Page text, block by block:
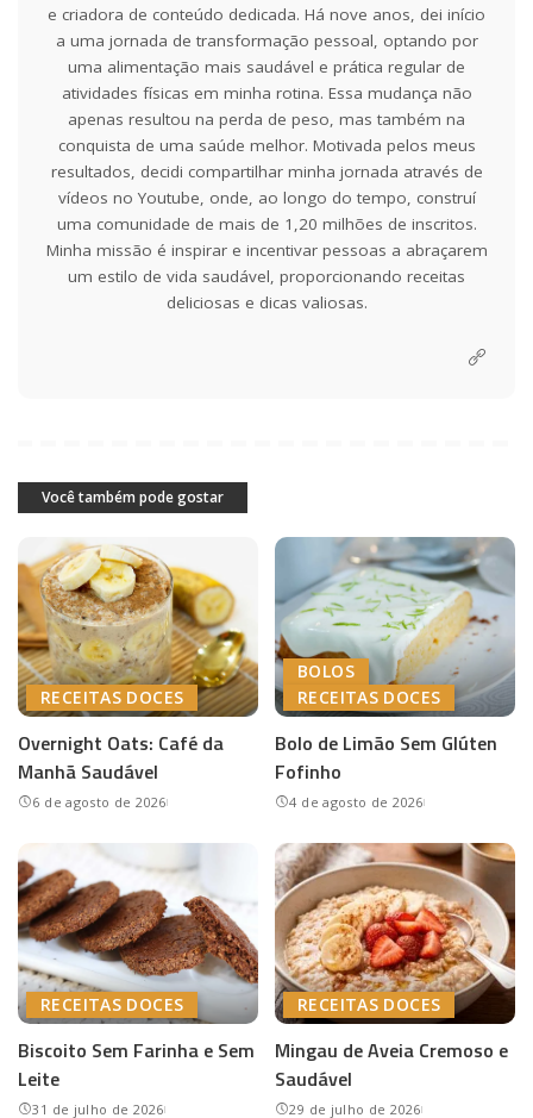
e criadora de conteúdo dedicada. Há nove anos, dei início
a uma jornada de transformação pessoal, optando por
uma alimentação mais saudável e prática regular de
atividades físicas em minha rotina. Essa mudança não
apenas resultou na perda de peso, mas também na
conquista de uma saúde melhor. Motivada pelos meus
resultados, decidi compartilhar minha jornada através de
vídeos no Youtube, onde, ao longo do tempo, construí
uma comunidade de mais de 1,20 milhões de inscritos.
Minha missão é inspirar e incentivar pessoas a abraçarem
um estilo de vida saudável, proporcionando receitas
deliciosas e dicas valiosas.
Você também pode gostar
RECEITAS DOCES
Overnight Oats: Café da
Manhã Saudável
6 de agosto de 2026
BOLOS
RECEITAS DOCES
Bolo de Limão Sem Glúten
Fofinho
4 de agosto de 2026
RECEITAS DOCES
Biscoito Sem Farinha e Sem
Leite
31 de julho de 2026
RECEITAS DOCES
Mingau de Aveia Cremoso e
Saudável
29 de julho de 2026